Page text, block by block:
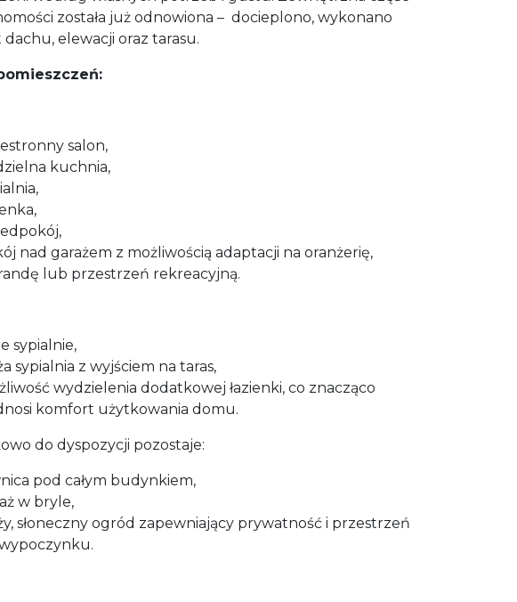
została już odnowiona – docieplono, wykonano
elewacji oraz tarasu.
salon,
kuchnia,
nad garażem z możliwością adaptacji na oranżerię,
lub przestrzeń rekreacyjną.
sypialnie,
sypialnia z wyjściem na taras,
wydzielenia dodatkowej łazienki, co znacząco
komfort użytkowania domu.
do dyspozycji pozostaje:
pod całym budynkiem,
w bryle,
słoneczny ogród zapewniający prywatność i przestrzeń